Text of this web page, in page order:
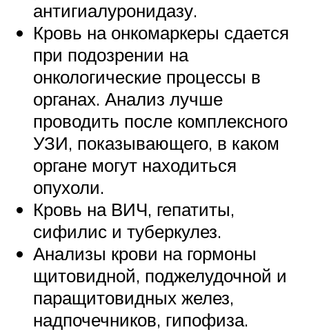
антигиалуронидазу.
Кровь на онкомаркеры сдается
при подозрении на
онкологические процессы в
органах. Анализ лучше
проводить после комплексного
УЗИ, показывающего, в каком
органе могут находиться
опухоли.
Кровь на ВИЧ, гепатиты,
сифилис и туберкулез.
Анализы крови на гормоны
щитовидной, поджелудочной и
паращитовидных желез,
надпочечников, гипофиза.